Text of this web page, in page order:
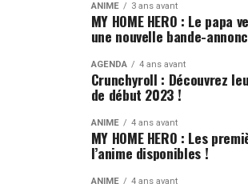
ANIME 3 ans avant
MY HOME HERO : Le papa
une nouvelle bande-
AGENDA 4 ans avant
Crunchyroll : Découvrez
de début 2023 !
ANIME 4 ans avant
MY HOME HERO : Les
l’anime disponibles !
ANIME 4 ans avant